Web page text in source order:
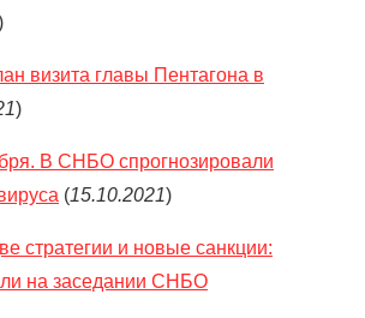
визита главы Пентагона в
)
В СНБО спрогнозировали
(15.10.2021)
стратегии и новые санкции:
на заседании СНБО